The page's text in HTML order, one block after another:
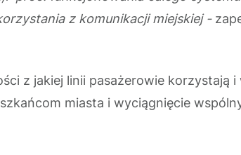
z komunikacji miejskiej -
z jakiej linii pasażerowie korzystają
miasta i wyciągnięcie